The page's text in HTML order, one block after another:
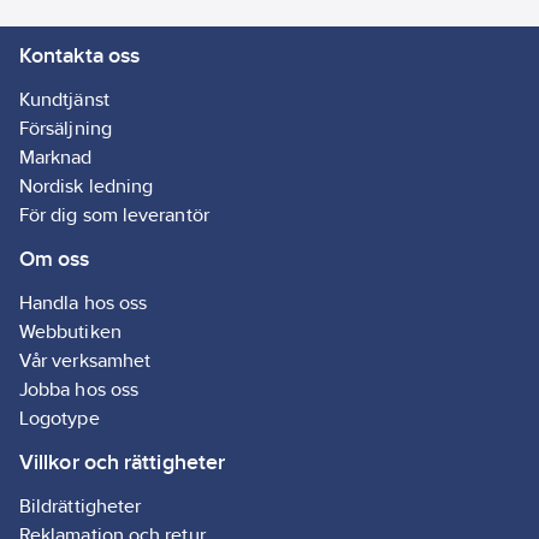
Kontakta oss
Kundtjänst
Försäljning
Marknad
Nordisk ledning
För dig som leverantör
Om oss
Handla hos oss
Webbutiken
Vår verksamhet
Jobba hos oss
Logotype
Villkor och rättigheter
Bildrättigheter